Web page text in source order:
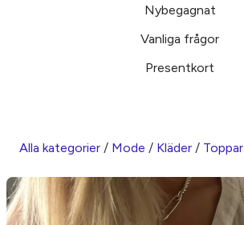
Nybegagnat
Vanliga frågor
Presentkort
Alla kategorier / Mode / Kläder / Toppar